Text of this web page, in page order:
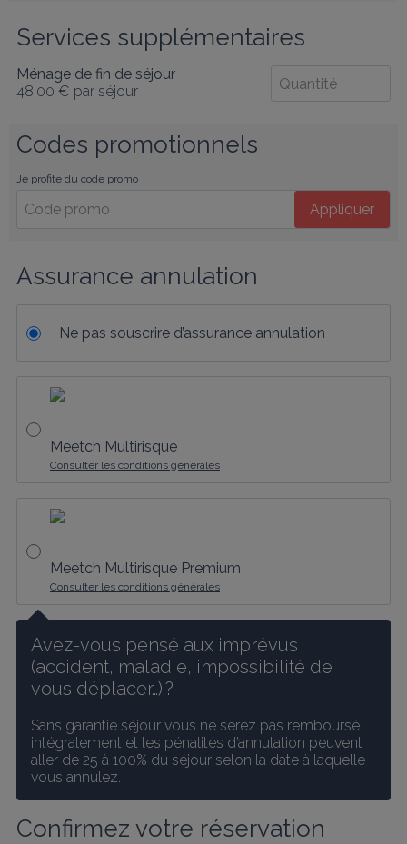
Services supplémentaires
Ménage de fin de séjour
48,00 € par séjour
Codes promotionnels
Je profite du code promo
Appliquer
Assurance annulation
Ne pas souscrire d’assurance annulation
Meetch Multirisque
Consulter les conditions générales
Meetch Multirisque Premium
Consulter les conditions générales
Avez-vous pensé aux imprévus
(accident, maladie, impossibilité de
vous déplacer…) ?
Sans garantie séjour vous ne serez pas remboursé
intégralement et les pénalités d’annulation peuvent
aller de 25 à 100% du séjour selon la date à laquelle
vous annulez.
Confirmez votre réservation